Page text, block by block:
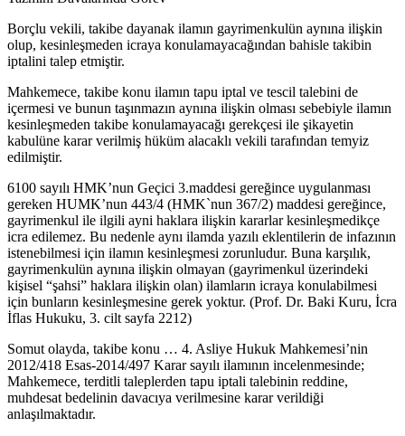
Borçlu vekili, takibe dayanak ilamın gayrimenkulün aynına ilişkin
olup, kesinleşmeden icraya konulamayacağından bahisle takibin
iptalini talep etmiştir.
Mahkemece, takibe konu ilamın tapu iptal ve tescil talebini de
içermesi ve bunun taşınmazın aynına ilişkin olması sebebiyle ilamın
kesinleşmeden takibe konulamayacağı gerekçesi ile şikayetin
kabulüne karar verilmiş hüküm alacaklı vekili tarafından temyiz
edilmiştir.
6100 sayılı HMK’nun Geçici 3.maddesi gereğince uygulanması
gereken HUMK’nun 443/4 (HMK`nun 367/2) maddesi gereğince,
gayrimenkul ile ilgili ayni haklara ilişkin kararlar kesinleşmedikçe
icra edilemez. Bu nedenle aynı ilamda yazılı eklentilerin de infazının
istenebilmesi için ilamın kesinleşmesi zorunludur. Buna karşılık,
gayrimenkulün aynına ilişkin olmayan (gayrimenkul üzerindeki
kişisel “şahsi” haklara ilişkin olan) ilamların icraya konulabilmesi
için bunların kesinleşmesine gerek yoktur. (Prof. Dr. Baki Kuru, İcra
İflas Hukuku, 3. cilt sayfa 2212)
Somut olayda, takibe konu … 4. Asliye Hukuk Mahkemesi’nin
2012/418 Esas-2014/497 Karar sayılı ilamının incelenmesinde;
Mahkemece, terditli taleplerden tapu iptali talebinin reddine,
muhdesat bedelinin davacıya verilmesine karar verildiği
anlaşılmaktadır.